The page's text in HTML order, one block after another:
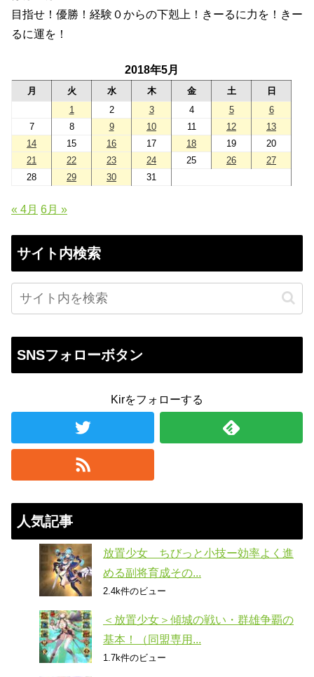
目指せ！優勝！経験０からの下剋上！きーるに力を！きー
るに運を！
2018年5月
月 火 水 木 金 土
日
1
2 3 4 5
6
7
8 9 10 11 12
13
14
15 16 17 18 19
20
21
22 23 24 25 26
27
28
29 30 31
« 4月 6月 »
サイト内検索
SNSフォローボタン
Kirをフォローする
人気記事
放置少女 ちびっと小技ー効率よく進
める副将育成その...
2.4k件のビュー
＜放置少女＞傾城の戦い・群雄争覇の
基本！（同盟専用...
1.7k件のビュー